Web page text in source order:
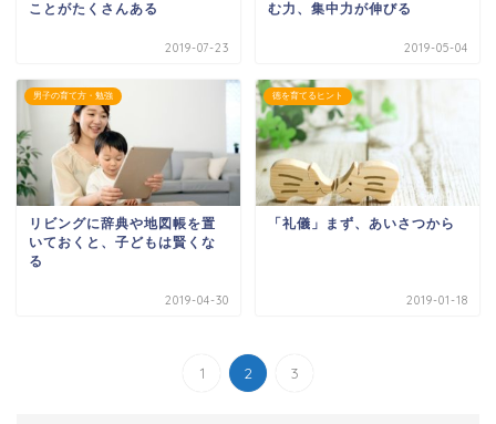
ことがたくさんある
2019-07-23
む力、集中力が伸びる
2019-05-04
男子の育て方・勉強
リビングに辞典や地図帳を置
いておくと、子どもは賢くな
る
2019-04-30
徳を育てるヒント
「礼儀」まず、あいさつから
2019-01-18
1 2 3